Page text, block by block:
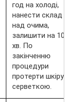
год на холоді,
нанести склад
над очима,
залишити на 10
хв. По
закінченню
процедури
протерти шкіру
серветкою.